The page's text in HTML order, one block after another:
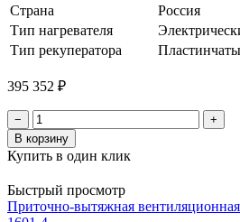
Страна
Россия
Тип нагревателя
Тип рекуператора
395 352 ₽
−
+
В корзину
Купить в один клик
Быстрый просмотр
Приточно-вытяжная